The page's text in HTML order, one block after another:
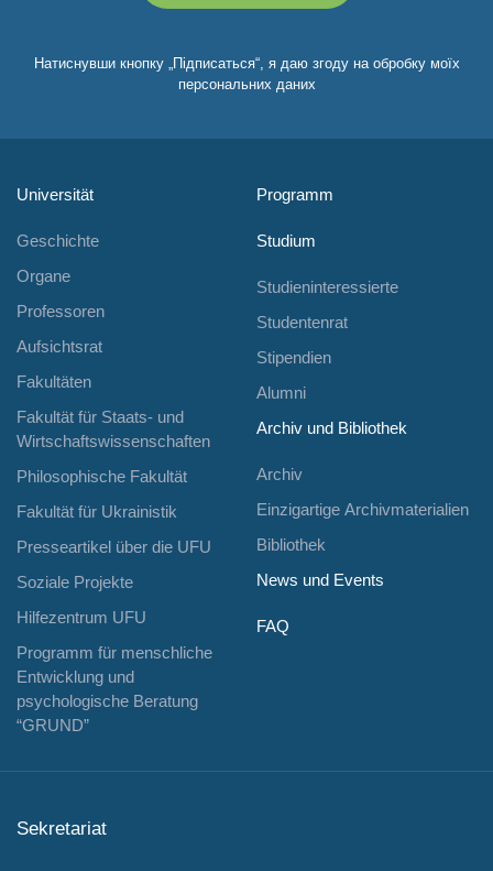
Натиснувши кнопку „Підписаться“, я даю згоду на обробку моїх
персональних даних
Universität
Geschichte
Organe
Professoren
Aufsichtsrat
Fakultäten
Fakultät für Staats- und
Wirtschaftswissenschaften
Philosophische Fakultät
Fakultät für Ukrainistik
Presseartikel über die UFU
Soziale Projekte
Hilfezentrum UFU
Programm für menschliche
Entwicklung und
psychologische Beratung
“GRUND”
Programm
Studium
Studieninteressierte
Studentenrat
Stipendien
Alumni
Archiv und Bibliothek
Archiv
Einzigartige Archivmaterialien
Bibliothek
News und Events
FAQ
Sekretariat